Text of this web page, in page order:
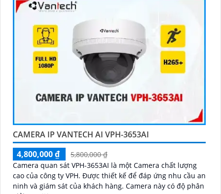
CAMERA IP VANTECH AI VPH-3653AI
4,800,000 ₫
5,800,000 ₫
Camera quan sát VPH-3653AI là một Camera chất lượng
cao của công ty VPH. Được thiết kế để đáp ứng nhu cầu an
ninh và giám sát của khách hàng. Camera này có độ phân